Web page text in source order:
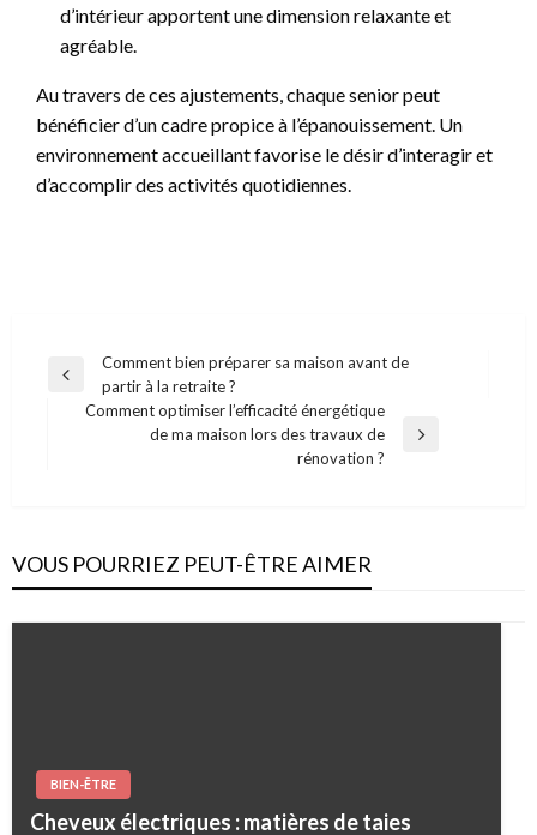
d’intérieur apportent une dimension relaxante et
agréable.
Au travers de ces ajustements, chaque senior peut
bénéficier d’un cadre propice à l’épanouissement. Un
environnement accueillant favorise le désir d’interagir et
d’accomplir des activités quotidiennes.
Navigation
Previous
Comment bien préparer sa maison avant de
partir à la retraite ?
Comment optimiser l’efficacité énergétique
de ma maison lors des travaux de
rénovation ?
VOUS POURRIEZ PEUT-ÊTRE AIMER
BIEN-ÊTRE
Cheveux électriques : matières de taies